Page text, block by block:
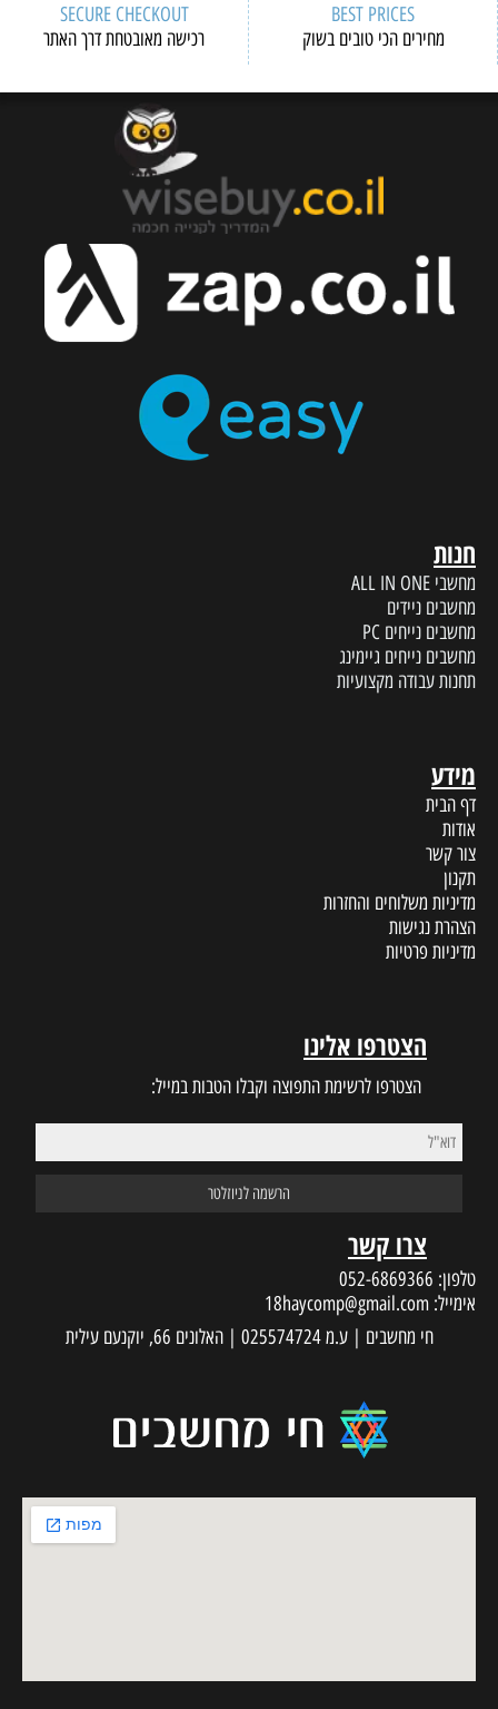
BEST PRICES
מחירים הכי טובים בשוק
SECURE CHECKOUT
רכישה מאובטחת דרך האתר
חנות
מחשבי ALL IN ONE
מחשבים ניידים
מחשבים נייחים PC
מחשבים נייחים גיימינג
תחנות עבודה מקצועיות
מידע
דף הבית
אודות
צור קשר
תקנון
מדיניות משלוחים והחזרות
הצהרת נגישות
מדיניות פרטיות
הצטרפו אלינו
הצטרפו לרשימת התפוצה וקבלו הטבות במייל:
צרו קשר
טלפון: 052-6869366
אימייל: 18haycomp@gmail.com
חי מחשבים | ע.מ 025574724 | האלונים 66, יוקנעם עילית